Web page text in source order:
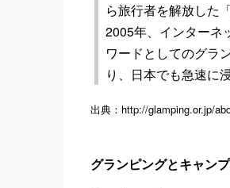
ら旅行者を解放した
2005年、インターネ
ワードとしてのグラ
り、日本でも急速に
出典：http://glamping.or.jp/
グランピングとキャン